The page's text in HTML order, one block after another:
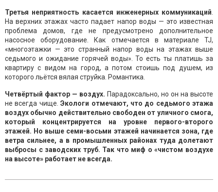
Третья неприятность касается инженерных коммуникаций
На верхних этажах часто падает напор воды — это известная
проблема домов, где не предусмотрено дополнительное
насосное оборудование. Как отмечается в материале TJ,
«многоэтажки — это странный напор воды на этажах выше
седьмого и ожидание горячей воды». То есть ты платишь за
квартиру с видом на город, а потом стоишь под душем, из
которого льётся вялая струйка. Романтика.
Четвёртый фактор — воздух. Парадоксально, но он на высоте
не всегда чище.Экологи отмечают, что до седьмого этажа
воздух обычно действительно свободен от уличного смога,
который концентрируется на уровне первого-второго
этажей. Но выше семи-восьми этажей начинается зона, где
ветра сильнее, а в промышленных районах туда долетают
выбросы с заводских труб. Так что миф о «чистом воздухе
на высоте» работает не всегда.